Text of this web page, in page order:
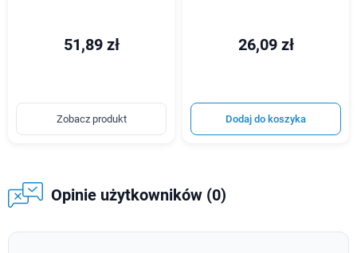
51,89 zł
Zobacz produkt
26,09 zł
Dodaj do koszyka
Opinie użytkowników (0)